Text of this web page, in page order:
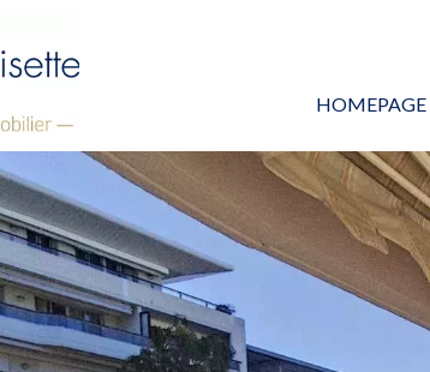
HOMEPAGE